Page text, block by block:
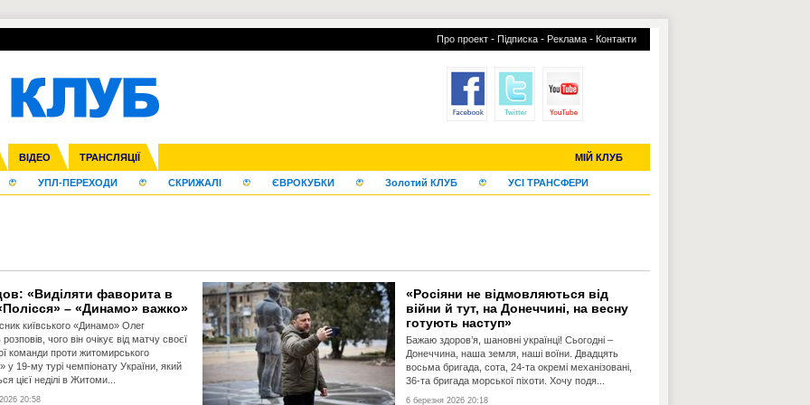
Про проект - Підписка - Реклама - Контакти
ВІДЕО ТРАНСЛЯЦІЇ МІЙ КЛУБ
ліга Кубок України Молодіжка
Ліга націй Ліга конференцій
Франція ІншіЧЄ-2015 (U-21)
УПЛ-ПЕРЕХОДИ СКРИЖАЛІ ЄВРОКУБКИ Золотий КЛУБ УСІ ТРАНСФЕРИ
«Виділяти фаворита в
– «Динамо» важко»
київського «Динамо» Олег
чого він очікує від матчу своєї
команди проти житомирського
у 19-му турі чемпіонату України, який
цієї неділі в Житоми...
20:58
«Росіяни не відмовляються від
війни й тут, на Донеччині, на весну
готують наступ»
Бажаю здоров’я, шановні українці! Сьогодні –
Донеччина, наша земля, наші воїни. Двадцять
восьма бригада, сота, 24-та окремі механізовані,
36-та бригада морської піхоти. Хочу подя...
6 березня 2026 20:18